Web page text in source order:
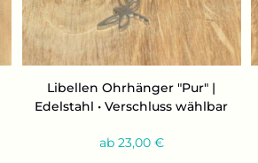
Li­bel­len Ohr­hän­ger "Pur" |
Edel­stahl • Ver­schluss wähl­bar
ab 23,00 €